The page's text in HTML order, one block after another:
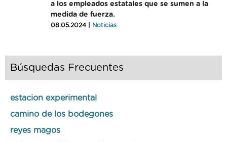
a los empleados estatales que se sumen a la
medida de fuerza.
08.05.2024 | Noticias
Búsquedas Frecuentes
estacion experimental
camino de los bodegones
reyes magos